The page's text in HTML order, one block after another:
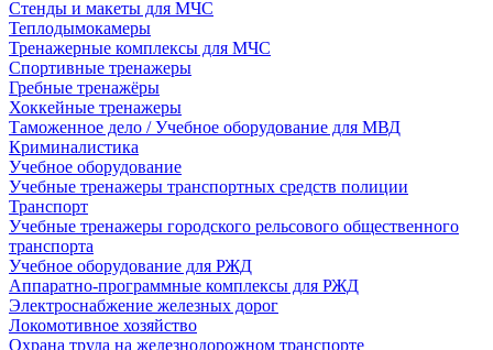
Стенды и макеты для МЧС
Теплодымокамеры
Тренажерные комплексы для МЧС
Спортивные тренажеры
Гребные тренажёры
Хоккейные тренажеры
Таможенное дело / Учебное оборудование для МВД
Криминалистика
Учебное оборудование
Учебные тренажеры транспортных средств полиции
Транспорт
Учебные тренажеры городского рельсового общественного
транспорта
Учебное оборудование для РЖД
Аппаратно-программные комплексы для РЖД
Электроснабжение железных дорог
Локомотивное хозяйство
Охрана труда на железнодорожном транспорте